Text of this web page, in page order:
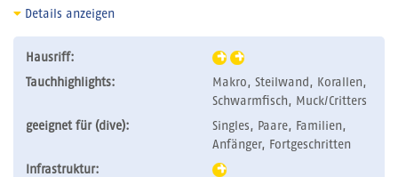
Details anzeigen
Hausriff:
Tauchhighlights:
Makro, Steilwand, Korallen,
Schwarmfisch, Muck/Critters
geeignet für (dive):
Singles, Paare, Familien,
Anfänger, Fortgeschritten
Infrastruktur: